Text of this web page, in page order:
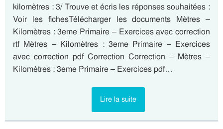
kilomètres : 3/ Trouve et écris les réponses souhaitées :
Voir les fichesTélécharger les documents Mètres –
Kilomètres : 3eme Primaire – Exercices avec correction
rtf Mètres – Kilomètres : 3eme Primaire – Exercices
avec correction pdf Correction Correction – Mètres –
Kilomètres : 3eme Primaire – Exercices pdf…
Lire la suite